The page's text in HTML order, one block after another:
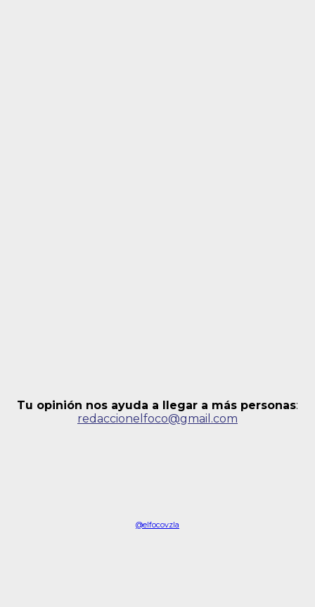
Tu opinión nos ayuda a llegar a más personas:
redaccionelfoco@gmail.com
@elfocovzla